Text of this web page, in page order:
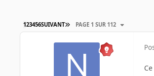
123456SUIVANT PAGE 1 SUR 112